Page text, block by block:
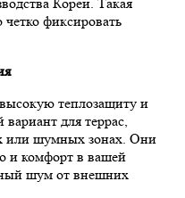
четко фиксировать
теплозащиту и
для террас,
или шумных зонах. Они
и комфорт в вашей
шум от внешних